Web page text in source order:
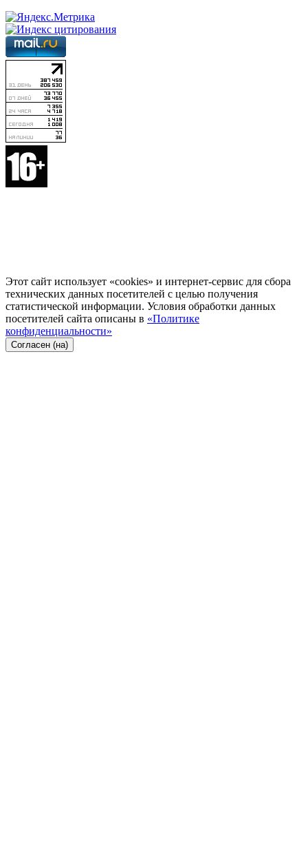
Этот сайт использует «cookies» и интернет-сервис для сбора
технических данных посетителей с целью получения
статистической информации. Условия обработки данных
посетителей сайта описаны в «Политике
конфиденциальности»
Согласен (на)